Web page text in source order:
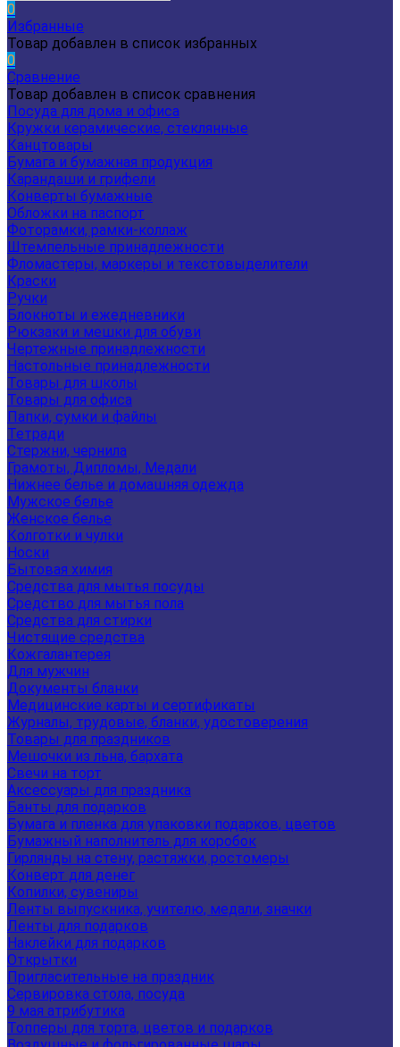
0
Избранные
Товар добавлен в список избранных
0
Сравнение
Товар добавлен в список сравнения
Посуда для дома и офиса
Кружки керамические, стеклянные
Канцтовары
Бумага и бумажная продукция
Карандаши и грифели
Конверты бумажные
Обложки на паспорт
Фоторамки, рамки-коллаж
Штемпельные принадлежности
Фломастеры, маркеры и текстовыделители
Краски
Ручки
Блокноты и ежедневники
Рюкзаки и мешки для обуви
Чертежные принадлежности
Настольные принадлежности
Товары для школы
Товары для офиса
Папки, сумки и файлы
Тетради
Стержни, чернила
Грамоты, Дипломы, Медали
Нижнее белье и домашняя одежда
Мужское белье
Женское белье
Колготки и чулки
Носки
Бытовая химия
Средства для мытья посуды
Средство для мытья пола
Средства для стирки
Чистящие средства
Кожгалантерея
Для мужчин
Документы бланки
Медицинские карты и сертификаты
Журналы, трудовые, бланки, удостоверения
Товары для праздников
Мешочки из льна, бархата
Свечи на торт
Аксессуары для праздника
Банты для подарков
Бумага и пленка для упаковки подарков, цветов
Бумажный наполнитель для коробок
Гирлянды на стену, растяжки, ростомеры
Конверт для денег
Копилки, сувениры
Ленты выпускника, учителю, медали, значки
Ленты для подарков
Наклейки для подарков
Открытки
Пригласительные на праздник
Сервировка стола, посуда
9 мая атрибутика
Топперы для торта, цветов и подарков